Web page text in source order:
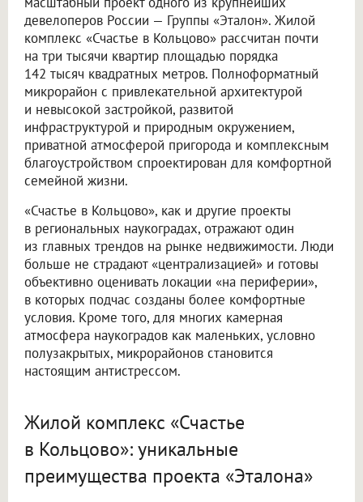
девелоперов России — Группы «Эталон». Жилой
комплекс «Счастье в Кольцово» рассчитан почти
на три тысячи квартир площадью порядка
142 тысяч квадратных метров. Полноформатный
микрорайон с привлекательной архитектурой
и невысокой застройкой, развитой
инфраструктурой и природным окружением,
приватной атмосферой пригорода и комплексным
благоустройством спроектирован для комфортной
семейной жизни.
«Счастье в Кольцово», как и другие проекты
в региональных наукоградах, отражают один
из главных трендов на рынке недвижимости. Люди
больше не страдают «централизацией» и готовы
объективно оценивать локации «на периферии»,
в которых подчас созданы более комфортные
условия. Кроме того, для многих камерная
атмосфера наукоградов как маленьких, условно
полузакрытых, микрорайонов становится
настоящим антистрессом.
Жилой комплекс «Счастье
в Кольцово»: уникальные
преимущества проекта «Эталона»